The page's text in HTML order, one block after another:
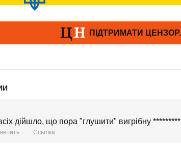
дійшло, що пора "глушити" вигрібну *********
Ссылка